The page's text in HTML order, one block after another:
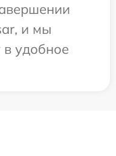
и мы
в удобное